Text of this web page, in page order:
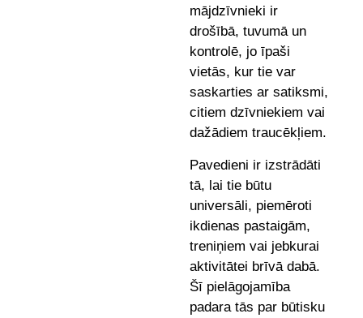
mājdzīvnieki ir
drošībā, tuvumā un
kontrolē, jo īpaši
vietās, kur tie var
saskarties ar satiksmi,
citiem dzīvniekiem vai
dažādiem traucēkļiem.
Pavedieni ir izstrādāti
tā, lai tie būtu
universāli, piemēroti
ikdienas pastaigām,
treniņiem vai jebkurai
aktivitātei brīvā dabā.
Šī pielāgojamība
padara tās par būtisku